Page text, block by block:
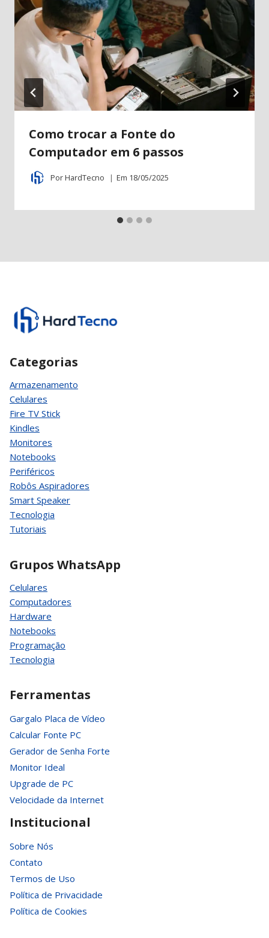
Como trocar a Fonte do
Computador em 6 passos
PorHardTecno Em 18/05/2025
Categorias
Armazenamento
Celulares
Fire TV Stick
Kindles
Monitores
Notebooks
Periféricos
Robôs Aspiradores
Smart Speaker
Tecnologia
Tutoriais
Grupos WhatsApp
Celulares
Computadores
Hardware
Notebooks
Programação
Tecnologia
Ferramentas
Gargalo Placa de Vídeo
Calcular Fonte PC
Gerador de Senha Forte
Monitor Ideal
Upgrade de PC
Velocidade da Internet
Institucional
Sobre Nós
Contato
Termos de Uso
Política de Privacidade
Política de Cookies